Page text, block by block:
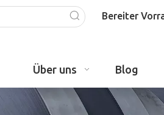
Bereiter
Über uns Blog